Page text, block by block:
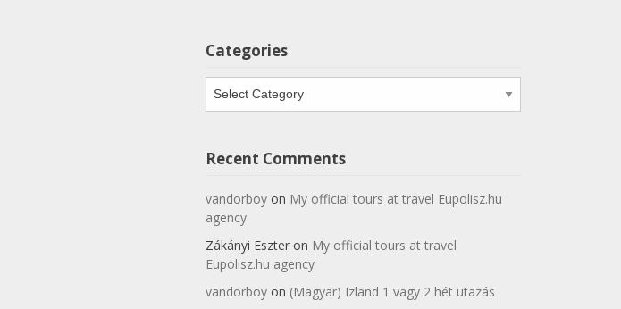
Categories
Categories
Recent Comments
vandorboyon My official tours at travel Eupolisz.hu
agency
Zákányi Eszteron My official tours at travel
Eupolisz.hu agency
vandorboyon (Magyar) Izland 1 vagy 2 hét utazás